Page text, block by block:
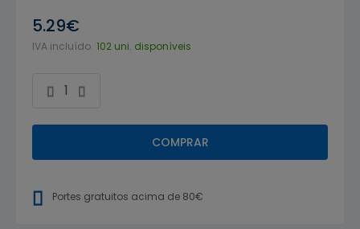
5.29€
IVA incluído. 102 uni. disponíveis
COMPRAR
Portes gratuitos acima de 80€